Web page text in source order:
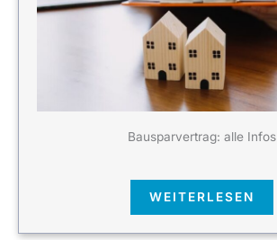
Bausparvertrag: alle Infos
WEITERLESEN